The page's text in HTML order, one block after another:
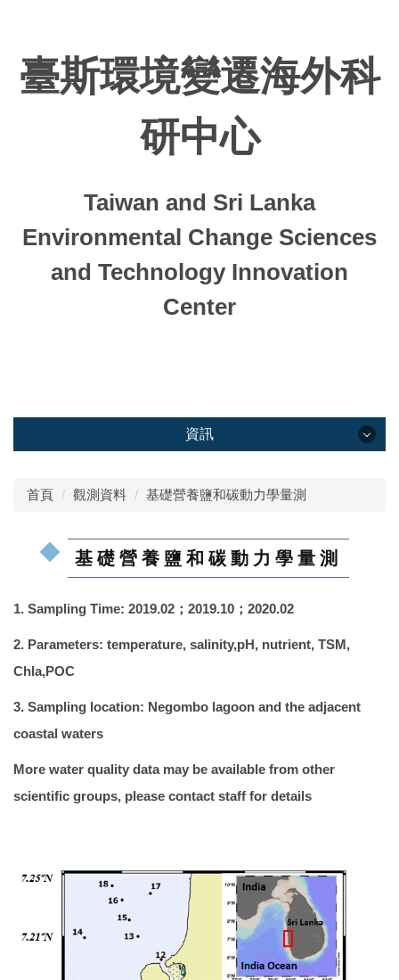
要臺斯環境變遷海外科
研中心
Taiwan and Sri Lanka
Environmental Change Sciences
and Technology Innovation
Center
資訊
海外科研中心
人員
活動影像
發表論文
觀測資料
聯絡我們
首頁 觀測資料 基礎營養鹽和碳動力學量測
基礎營養鹽和碳動力學量測
1. Sampling Time: 2019.02；2019.10；2020.02
2. Parameters: temperature, salinity,pH, nutrient, TSM,
Chla,POC
3. Sampling location: Negombo lagoon and the adjacent
coastal waters
More water quality data may be available from other
scientific groups, please contact staff for details